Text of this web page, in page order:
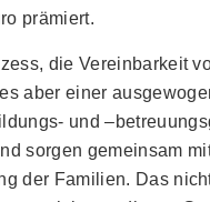
prämiert.
die Vereinbarkeit
aber einer
und
sorgen gemeinsam
der Familien. Das